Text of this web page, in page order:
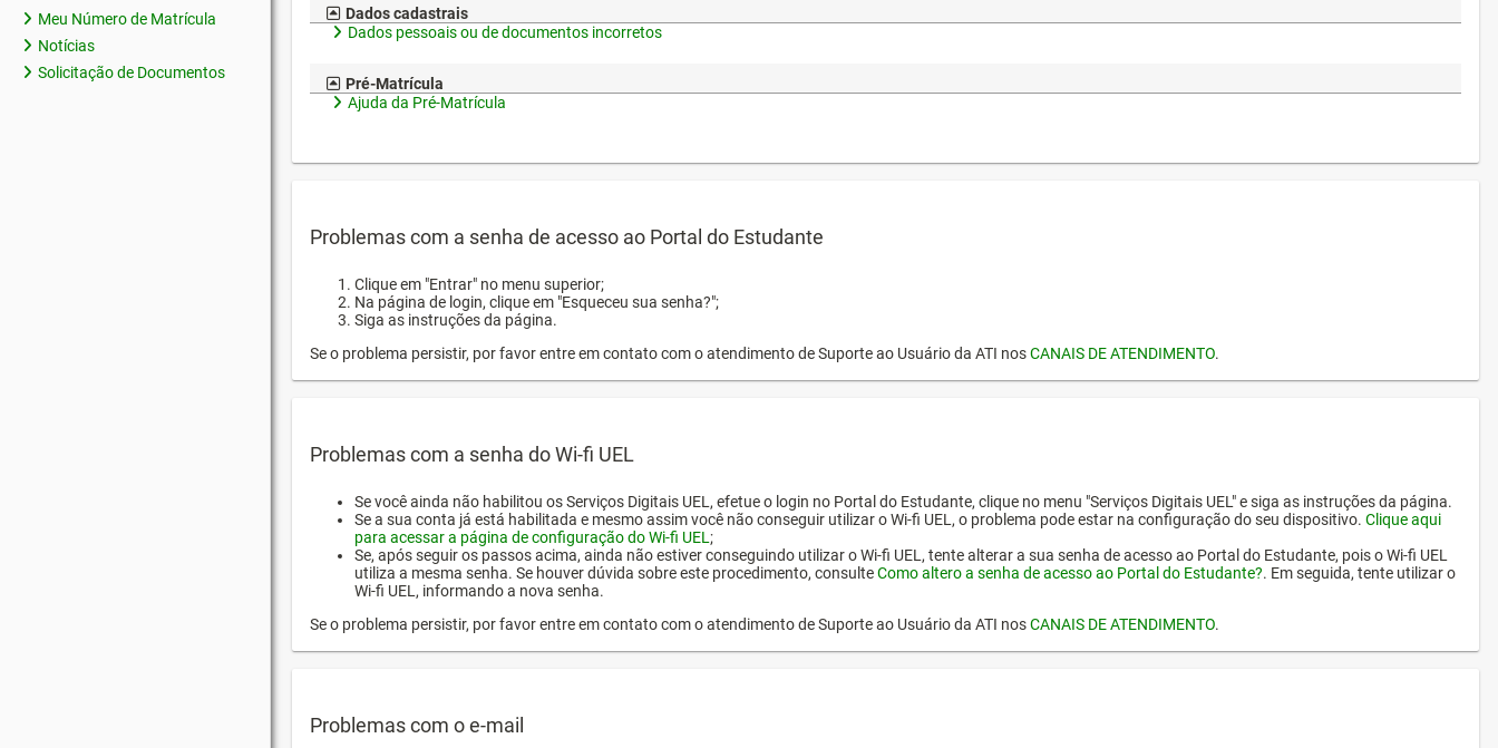
Meu Número de Matrícula
Notícias
Solicitação de Documentos
Dados cadastrais
Dados pessoais ou de documentos incorretos
Pré-Matrícula
Ajuda da Pré-Matrícula
Problemas com a senha de acesso ao Portal do Estudante
Clique em "Entrar" no menu superior;
Na página de login, clique em "Esqueceu sua senha?";
Siga as instruções da página.
Se o problema persistir, por favor entre em contato com o atendimento de Suporte ao Usuário da ATI nosCANAIS DE ATENDIMENTO.
Problemas com a senha do Wi-fi UEL
Se você ainda não habilitou os Serviços Digitais UEL, efetue o login no Portal do Estudante, clique no menu "Serviços Digitais UEL" e siga as instruções da página.
Se a sua conta já está habilitada e mesmo assim você não conseguir utilizar o Wi-fi UEL, o problema pode estar na configuração do seu dispositivo. Clique aqui
para acessar a página de configuração do Wi-fi UEL ;
Se, após seguir os passos acima, ainda não estiver conseguindo utilizar o Wi-fi UEL, tente alterar a sua senha de acesso ao Portal do Estudante, pois o Wi-fi UEL
utiliza a mesma senha. Se houver dúvida sobre este procedimento, consulteComo altero a senha de acesso ao Portal do Estudante?. Em seguida, tente utilizar o
Wi-fi UEL, informando a nova senha.
Se o problema persistir, por favor entre em contato com o atendimento de Suporte ao Usuário da ATI nosCANAIS DE ATENDIMENTO.
Problemas com o e-mail